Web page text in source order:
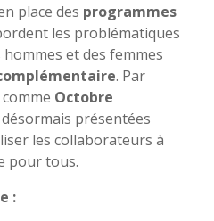
place des programmes
les problématiques
et des femmes
. Par
Octobre
présentées
les collaborateurs à
pour tous.
: